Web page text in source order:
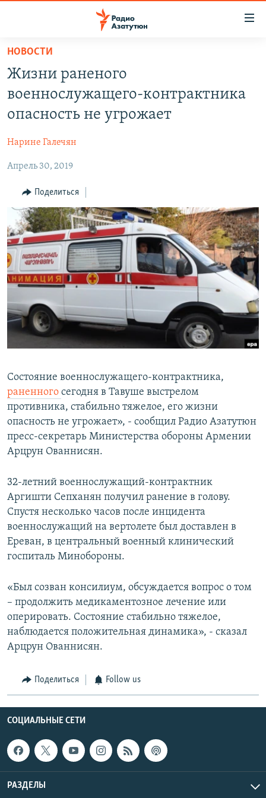
Перейти
основному
содержанию
основной
навигации
Перейти
поиску
ЭКОНОМИКА
РЕГИОН
НАГОРНЫЙ КАРАБАХ
КУЛЬТУРА
СПОРТ
АРХИВ
Հայերեն
English
Русский
НОВОСТИ
Жизни раненого
военнослужащего-контрактника
опасность не угрожает
Нарине Галечян
Апрель 30, 2019
Поделиться
Состояние военнослужащего-контрактника,
раненного сегодня в Тавуше выстрелом
противника, стабильно тяжелое, его жизни
опасность не угрожает», - сообщил Радио Азатутюн
пресс-секретарь Министерства обороны Армении
Арцрун Ованнисян.
32-летний военнослужащий-контрактник
Аргишти Сепханян получил ранение в голову.
Спустя несколько часов после инцидента
военнослужащий на вертолете был доставлен в
Ереван, в центральный военный клинический
госпиталь Минобороны.
«Был созван консилиум, обсуждается вопрос о том
– продолжить медикаментозное лечение или
оперировать. Состояние стабильно тяжелое,
наблюдается положительная динамика», - сказал
Арцрун Ованнисян.
Поделиться Follow us
СОЦИАЛЬНЫЕ СЕТИ
РАЗДЕЛЫ